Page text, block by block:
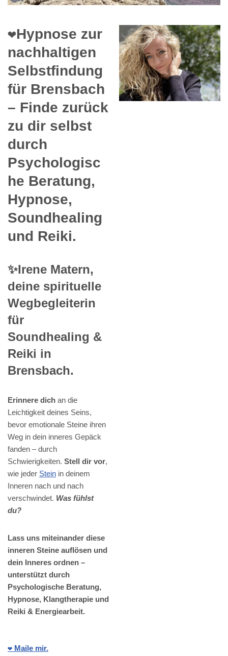
❤️Hypnose zur
nachhaltigen
Selbstfindung
für Brensbach
– Finde zurück
zu dir selbst
durch
Psychologisc
he Beratung,
Hypnose,
Soundhealing
und Reiki.
✨Irene Matern,
deine spirituelle
Wegbegleiterin
für
Soundhealing &
Reiki in
Brensbach.
Erinnere dich an die
Leichtigkeit deines Seins,
bevor emotionale Steine ihren
Weg in dein inneres Gepäck
fanden – durch
Schwierigkeiten. Stell dir vor,
wie jeder Stein in deinem
Inneren nach und nach
verschwindet. Was fühlst
du?
Lass uns miteinander diese
inneren Steine auflösen und
dein Inneres ordnen –
unterstützt durch
Psychologische Beratung,
Hypnose, Klangtherapie und
Reiki & Energiearbeit.
❤️ Maile mir.